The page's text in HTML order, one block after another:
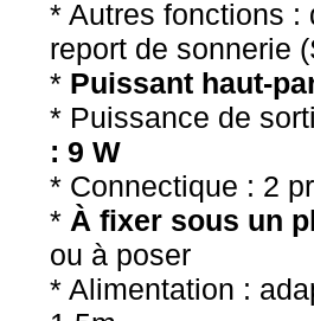
* Autres fonctions :
report de sonnerie
* Puissant haut-
* Puissance de
: 9 W
* Connectique : 2
* À fixer sous un
ou à poser
* Alimentation :